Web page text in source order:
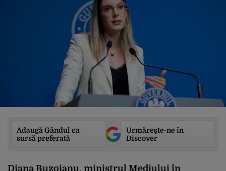
Adaugă Gândul ca
sursă preferată
Urmărește-ne în
Discover
Diana Buzoianu, ministrul Mediului în